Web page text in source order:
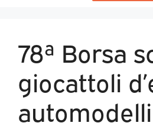
78ª Borsa
giocattoli
automodelli